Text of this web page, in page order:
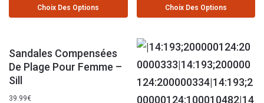
Choix Des Options Choix Des Options
Sandales Compensées
De Plage Pour Femme –
Sill
39.99€